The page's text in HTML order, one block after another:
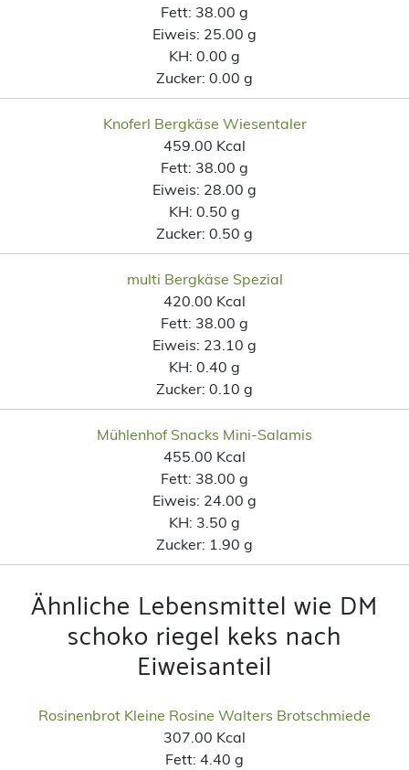
Fett: 38.00 g
Eiweis: 25.00 g
KH: 0.00 g
Zucker: 0.00 g
Knoferl Bergkäse Wiesentaler
459.00 Kcal
Fett: 38.00 g
Eiweis: 28.00 g
KH: 0.50 g
Zucker: 0.50 g
multi Bergkäse Spezial
420.00 Kcal
Fett: 38.00 g
Eiweis: 23.10 g
KH: 0.40 g
Zucker: 0.10 g
Mühlenhof Snacks Mini-Salamis
455.00 Kcal
Fett: 38.00 g
Eiweis: 24.00 g
KH: 3.50 g
Zucker: 1.90 g
Ähnliche Lebensmittel wie DM
schoko riegel keks nach
Eiweisanteil
Rosinenbrot Kleine Rosine Walters Brotschmiede
307.00 Kcal
Fett: 4.40 g